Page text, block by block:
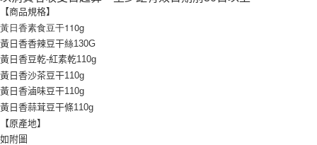
每筆NT$120，滿NT$1,999(含以上)免運費
【商品規格】
黃日香素食豆干110g
黃日香香辣豆干絲130G
黃日香豆乾-紅素乾110g
黃日香沙茶豆干110g
黃日香滷味豆干110g
黃日香蒜茸豆干條110g
【原產地】
如附圖